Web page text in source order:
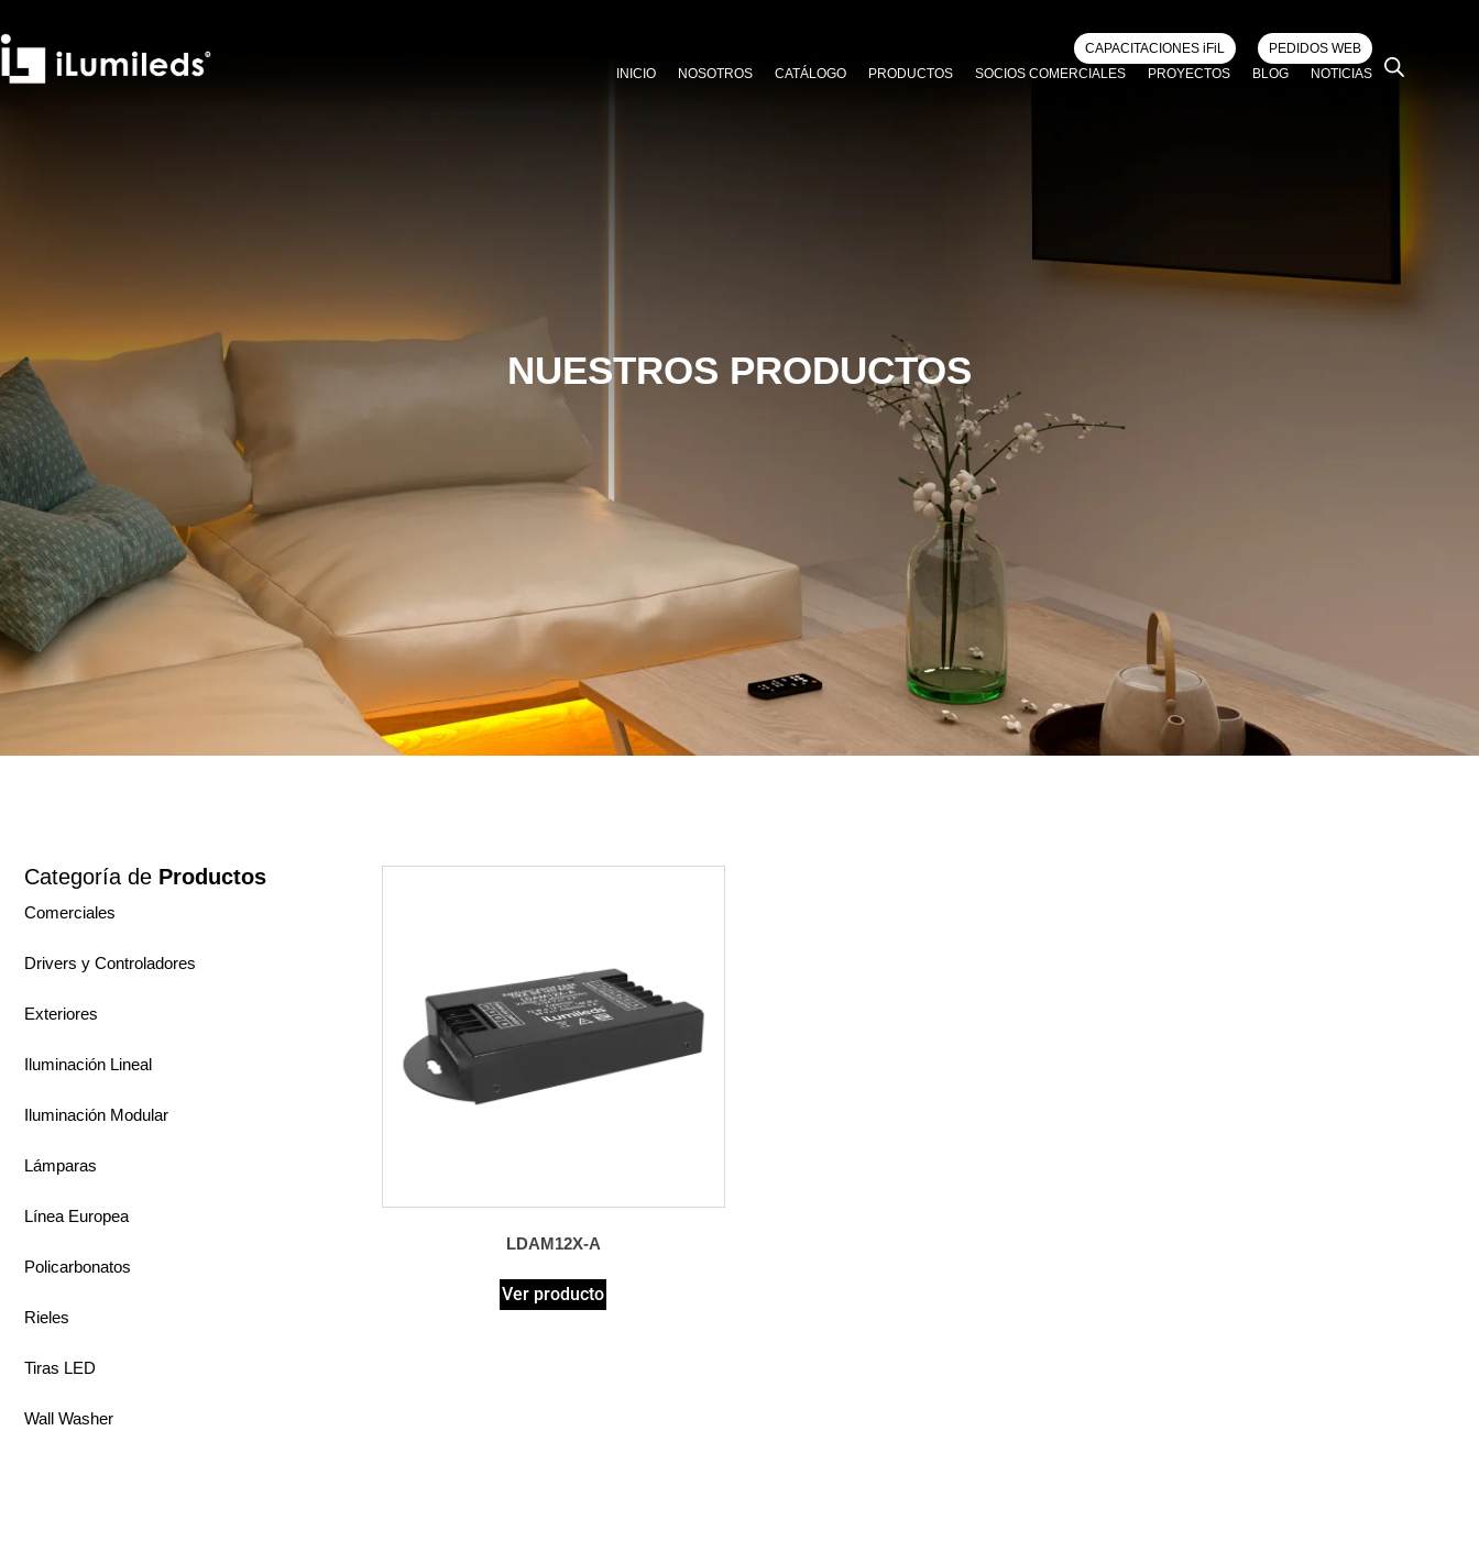
CAPACITACIONES iFiL
PEDIDOS WEB
INICIO
NOSOTROS CATÁLOGO PRODUCTOS SOCIOS COMERCIALES PROYECTOS BLOG NOTICIAS
NUESTROS PRODUCTOS
Categoría de Productos
Comerciales
Drivers y Controladores
Exteriores
Iluminación Lineal
Iluminación Modular
Lámparas
Línea Europea
Policarbonatos
Rieles
Tiras LED
Wall Washer
LDAM12X-A
Ver producto